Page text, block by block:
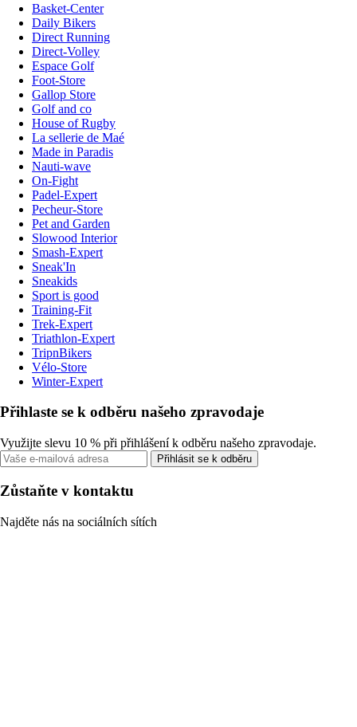
Basket-Center
Daily Bikers
Direct Running
Direct-Volley
Espace Golf
Foot-Store
Gallop Store
Golf and co
House of Rugby
La sellerie de Maé
Made in Paradis
Nauti-wave
On-Fight
Padel-Expert
Pecheur-Store
Pet and Garden
Slowood Interior
Smash-Expert
Sneak'In
Sneakids
Sport is good
Training-Fit
Trek-Expert
Triathlon-Expert
TripnBikers
Vélo-Store
Winter-Expert
Přihlaste se k odběru našeho zpravodaje
Využijte slevu 10 % při přihlášení k odběru našeho zpravodaje.
Přihlásit se k odběru
Zůstaňte v kontaktu
Najděte nás na sociálních sítích